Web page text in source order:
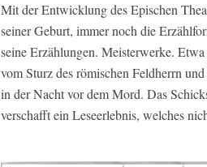
Mit der Entwicklung des Epischen
seiner Geburt, immer noch die
seine Erzählungen. Meisterwerke.
vom Sturz des römischen Feldherrn
in der Nacht vor dem Mord. Das
verschafft ein Leseerlebnis, welches